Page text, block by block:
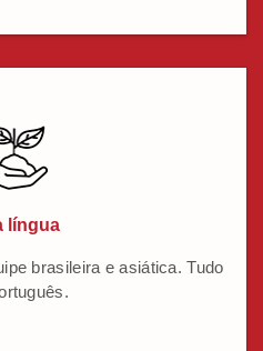
língua
brasileira e asiática. Tudo